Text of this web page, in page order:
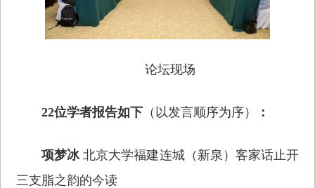
论坛现场
22位学者报告如下 （以发言顺序为序） ：
项梦冰北京大学福建连城（新泉）客家话止开
三支脂之韵的今读